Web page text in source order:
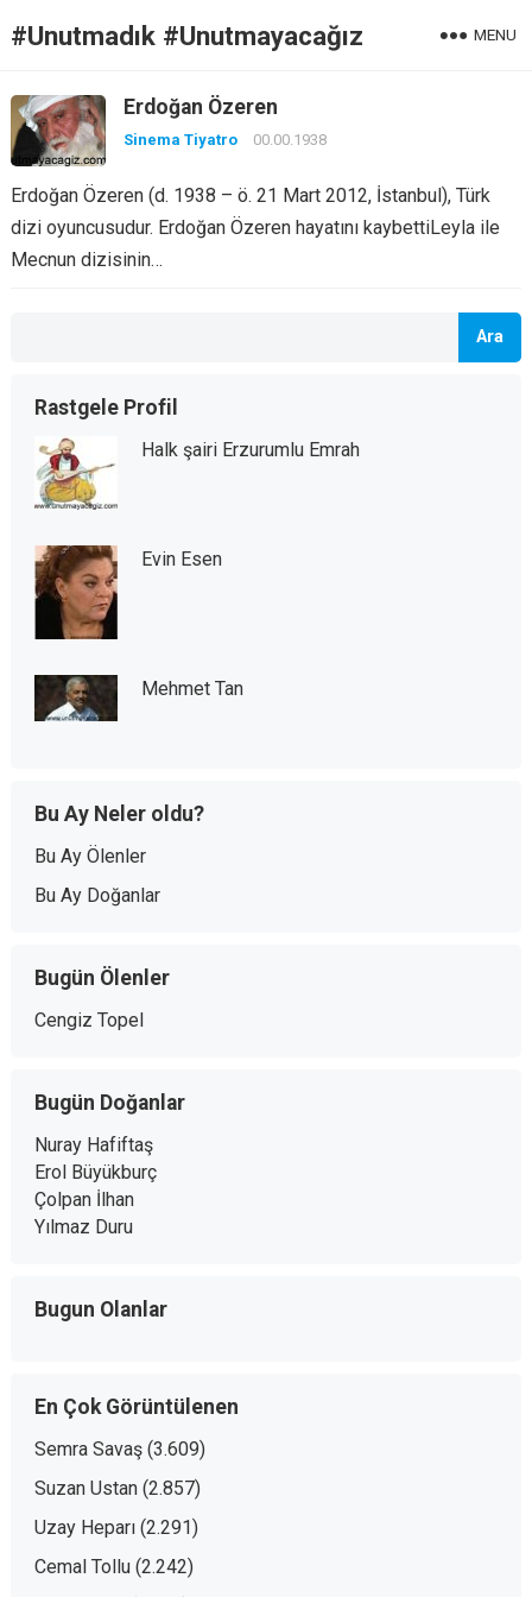
#Unutmadık #Unutmayacağız MENU
Erdoğan Özeren
Sinema Tiyatro 00.00.1938
Erdoğan Özeren (d. 1938 – ö. 21 Mart 2012, İstanbul), Türk
dizi oyuncusudur. Erdoğan Özeren hayatını kaybettiLeyla ile
Mecnun dizisinin…
Ara
Rastgele Profil
Halk şairi Erzurumlu Emrah
Evin Esen
Mehmet Tan
Bu Ay Neler oldu?
Bu Ay Ölenler
Bu Ay Doğanlar
Bugün Ölenler
Cengiz Topel
Bugün Doğanlar
Nuray Hafiftaş
Erol Büyükburç
Çolpan İlhan
Yılmaz Duru
Bugun Olanlar
En Çok Görüntülenen
Semra Savaş (3.609)
Suzan Ustan (2.857)
Uzay Heparı (2.291)
Cemal Tollu (2.242)